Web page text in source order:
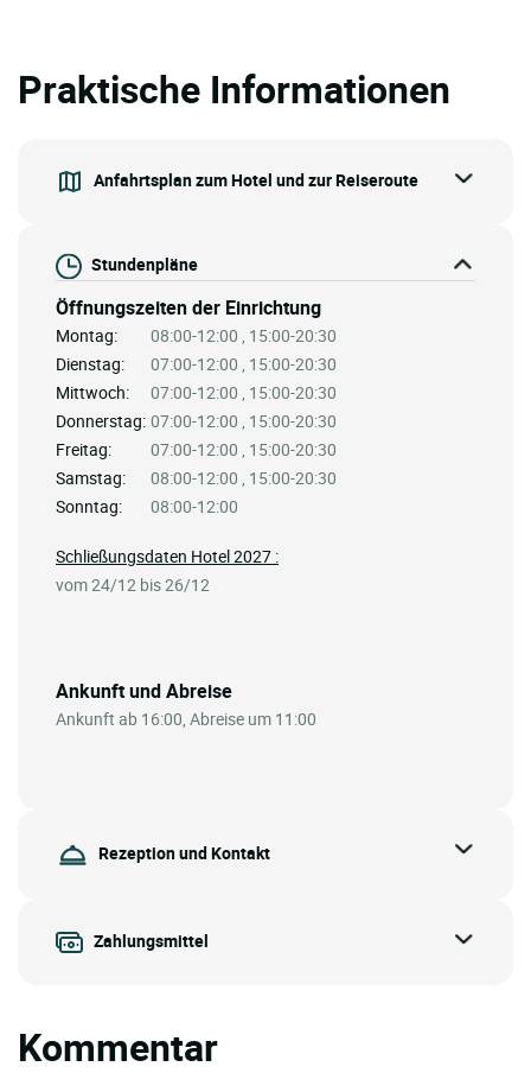
Praktische Informationen
Anfahrtsplan zum Hotel und zur Reiseroute
Stundenpläne
Öffnungszeiten der Einrichtung
Montag:
08:00-12:00 , 15:00-20:30
Dienstag:
07:00-12:00 , 15:00-20:30
Mittwoch:
07:00-12:00 , 15:00-20:30
Donnerstag: 07:00-12:00 , 15:00-20:30
Freitag:
07:00-12:00 , 15:00-20:30
Samstag:
08:00-12:00 , 15:00-20:30
Sonntag:
08:00-12:00
Ankunft und Abreise
Ankunft ab 16:00, Abreise um 11:00
Schließungsdaten Hotel 2027 :
vom 24/12 bis 26/12
Rezeption und Kontakt
Zahlungsmittel
Kommentar